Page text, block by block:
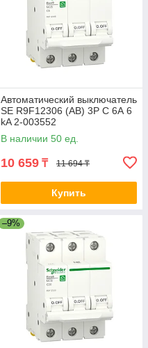
Автоматический выключатель
SE R9F12306 (АВ) 3P С 6А 6
kA 2-003552
В наличии 50 ед.
10 659 ₸ 11 694 ₸
Купить
–9%